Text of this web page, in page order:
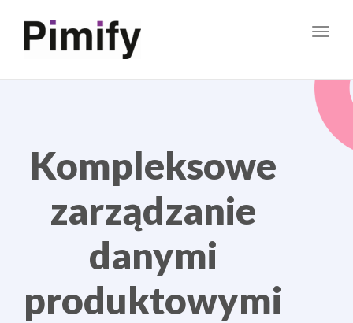
Kompleksowe
zarządzanie
danymi
produktowymi